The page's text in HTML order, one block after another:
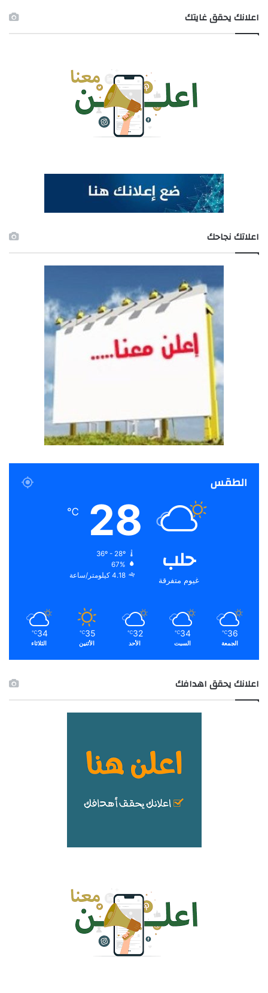
اعلانك يحقق غايتك
اعلاتك نجاحك
الطقس
حلب
غيوم متفرقة
28
℃
36º - 28º
67%
4.18 كيلومتر/ساعة
36
℃
الجمعة
34
℃
السبت
32
℃
الأحد
35
℃
الأثنين
34
℃
الثلاثاء
اعلانك يحقق اهدافك